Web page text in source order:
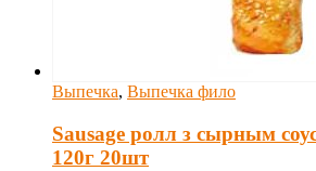
Выпечка, Выпечка фило
Sausage ролл з сырным
120г 20шт